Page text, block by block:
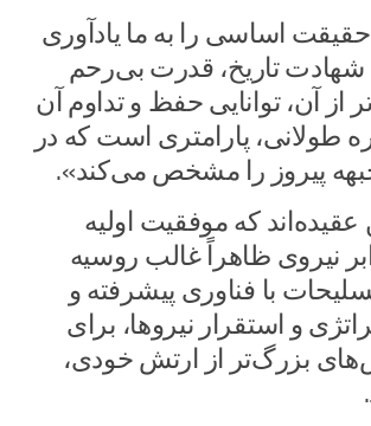
اساسی را به ما یادآوری
شهادت تاریخ، قدرت بی‌رحم
از آن، توانایی حفظ و تداوم آن
طولانی، پارامتری است که در
پیروز را مشخص می‌کند».
عقیده‌اند که موفقیت اولیه
نیروی ظاهراً غالب روسیه
با فناوری پیشرفته و
و استقرار نیروها، برای
بزرگ‌تر از ارتش خودی،